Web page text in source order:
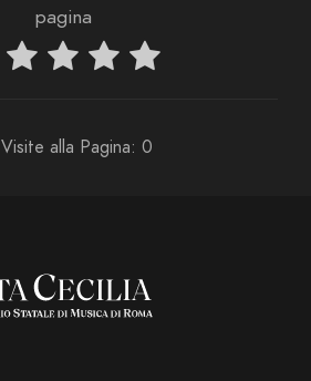
pagina
Visite alla Pagina: 0